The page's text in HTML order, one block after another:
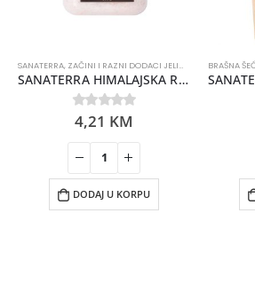
SANATERRA, ZAČINI I RAZNI DODACI JELIMA
SANATERRA HIMALAJSKA ROZE SO 400GR
0out of 5
4,21 KM
DODAJ U KORPU